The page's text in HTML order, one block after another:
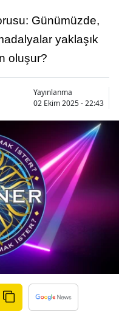
Günümüzde,
yaklaşık
oluşur?
Yayınlanma
02 Ekim 2025 - 22:43